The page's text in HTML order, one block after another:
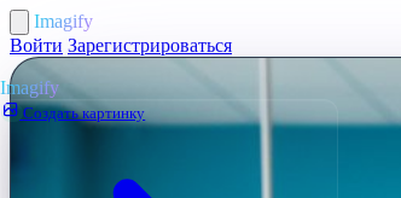
Imagify
Войти Зарегистрироваться
Imagify
Создать картинку